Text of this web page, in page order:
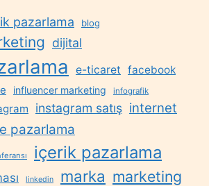
pazarlama blog
dijital
e-ticaret facebook
influencer marketing infografik
instagram satış internet
pazarlama
içerik pazarlama
linkedin marka marketing